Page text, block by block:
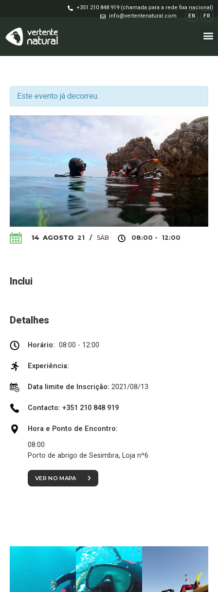
+351 210 848 919 (chamada para a rede fixa nacional)
info@vertentenatural.com
EN FR
Este evento já decorreu.
14 AGOSTO 21 / SÁB 08:00 - 12:00
Inclui
Detalhes
Horário: 08:00 - 12:00
Experiência:
Data limite de Inscrição: 2021/08/13
Contacto: +351 210 848 919
Hora e Ponto de Encontro:
08:00
Porto de abrigo de Sesimbra, Loja nº6
VER NO MAPA